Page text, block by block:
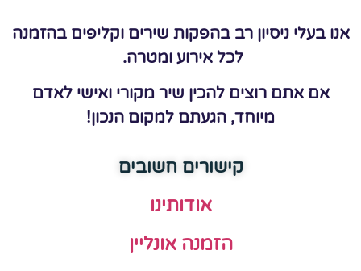
אנו בעלי ניסיון רב בהפקות שירים וקליפים בהזמנה
לכל אירוע ומטרה.
אם אתם רוצים להכין שיר מקורי ואישי לאדם
מיוחד, הגעתם למקום הנכון!
קישורים חשובים
אודותינו
הזמנה אונליין